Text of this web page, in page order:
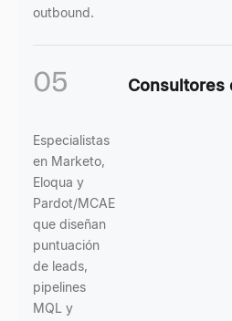
outbound.
05 Consultores
Especialistas
en Marketo,
Eloqua y
Pardot/MCAE
que diseñan
puntuación
de leads,
pipelines
MQL y